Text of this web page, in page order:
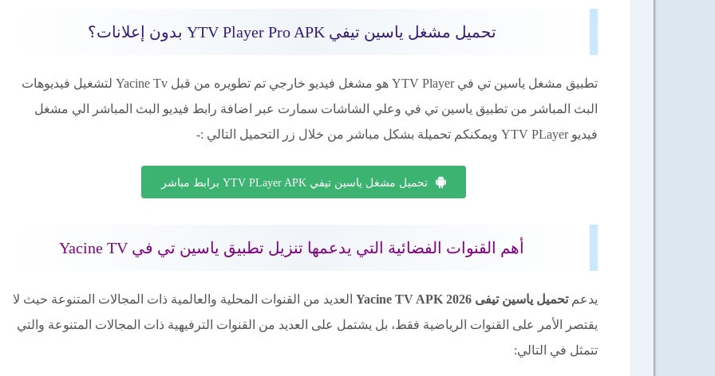
تحميل مشغل ياسين تيفي YTV Player Pro APK بدون إعلانات؟
تطبيق مشغل ياسين تي في YTV Player هو مشغل فيديو خارجي تم تطويره من قبل Yacine Tv لتشغيل فيديوهات
البث المباشر من تطبيق ياسين تي في وعلي الشاشات سمارت عبر اضافة رابط فيديو البث المباشر الي مشغل
فيديو YTV PLayer ويمكنكم تحميلة بشكل مباشر من خلال زر التحميل التالي :-
تحميل مشغل ياسين تيفي YTV PLayer APK برابط مباشر
أهم القنوات الفضائية التي يدعمها تنزيل تطبيق ياسين تي في Yacine TV
يدعمتحميل ياسين تيفى Yacine TV APK 2026
العديد من القنوات المحلية والعالمية ذات المجالات المتنوعة حيث لا
يقتصر الأمر على القنوات الرياضية فقط، بل يشتمل على العديد من القنوات الترفيهية ذات المجالات المتنوعة والتي
تتمثل في التالي: